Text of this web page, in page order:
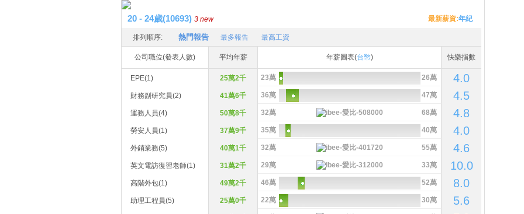
20 - 24歲(10693) 3 new 最新薪資:年紀
排列順序: 熱門報告 最多報告 最高工資
公司職位(發表人數) 平均年薪 年薪圖表(台幣) 快樂指數
EPE(1) 25萬2千 23萬 26萬 4.0
財務副研究員(2) 41萬6千 36萬 47萬 4.5
運務人員(4) 50萬8千 32萬 68萬 4.8
勞安人員(1) 37萬9千 35萬 40萬 4.0
外銷業務(5) 40萬1千 32萬 55萬 4.6
英文電訪復習老師(1) 31萬2千 29萬 33萬 10.0
高階外包(1) 49萬2千 46萬 52萬 8.0
助理工程員(5) 25萬0千 22萬 30萬 5.6